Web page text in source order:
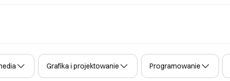
Grafika i projektowanie Programowanie